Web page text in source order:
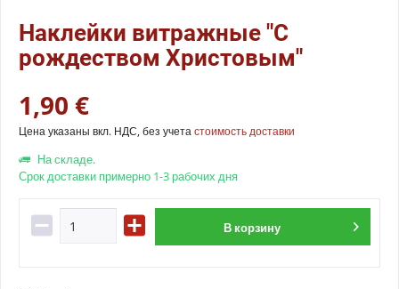
Наклейки витражные "С
рождеством Христовым"
1,90 €
Цена указаны вкл. НДС, без учетастоимость доставки
На складе.
Срок доставки примерно 1-3 рабочих дня
В корзину